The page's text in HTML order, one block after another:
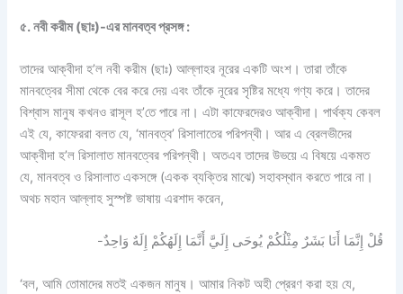
৫. নবী করীম (ছাঃ)-এর মানবত্ব প্রসঙ্গ :
তাদের আক্বীদা হ’ল নবী করীম (ছাঃ) আল্লাহর নূরের একটি অংশ। তারা তাঁকে
মানবত্বের সীমা থেকে বের করে দেয় এবং তাঁকে নূরের সৃষ্টির মধ্যে গণ্য করে। তাদের
বিশ্বাস মানুষ কখনও রাসূল হ’তে পারে না। এটা কাফেরদেরও আক্বীদা। পার্থক্য কেবল
এই যে, কাফেররা বলত যে, ‘মানবত্ব’ রিসালাতের পরিপন্থী। আর এ ব্রেলভীদের
আক্বীদা হ’ল রিসালাত মানবত্বের পরিপন্থী। অতএব তাদের উভয়ে এ বিষয়ে একমত
যে, মানবত্ব ও রিসালাত একসঙ্গে (একক ব্যক্তির মাঝে) সহাবস্থান করতে পারে না।
অথচ মহান আল্লাহ সুস্পষ্ট ভাষায় এরশাদ করেন,
قُلْ إِنَّمَا أَنَا بَشَرٌ مِثْلُكُمْ يُوحَى إِلَيَّ أَنَّمَا إِلَهُكُمْ إِلَهٌ وَاحِدٌ-
‘বল, আমি তোমাদের মতই একজন মানুষ। আমার নিকট অহী প্রেরণ করা হয় যে,